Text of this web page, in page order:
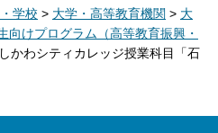
学校 > 大学・高等教育機関 > 大
向けプログラム（高等教育振興・
かわシティカレッジ授業科目「石